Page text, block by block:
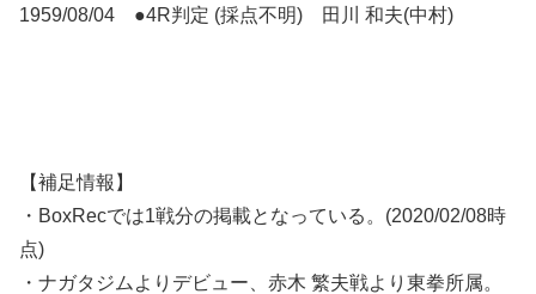
1959/08/04 ●4R判定 (採点不明) 田川 和夫(中村)
【補足情報】
・BoxRecでは1戦分の掲載となっている。(2020/02/08時
点)
・ナガタジムよりデビュー、赤木 繁夫戦より東拳所属。